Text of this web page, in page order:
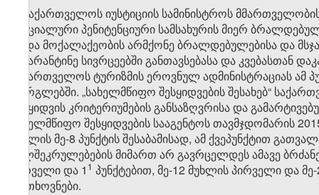
ე) საქართველოს იუსტიციის სამინისტროს
სპეციალური პენიტენციური სამსახურის მიერ
ან/და მოქალაქეობის არმქონე ბრალდებულებისა და
საკარანტინე სივრცეებში განთავსებასა და კვებასთან
საქართველოს ტურიზმის ეროვნულ ადმინისტრაციას ამ
ფარგლებში. „სახელმწიფო შესყიდვების შესახებ“
შესყიდვის კრიტერიუმების განსაზღვრისა და
სახელმწიფო შესყიდვების სააგენტოს თავმჯდომარის
მუხლის მე-8 პუნქტის შესაბამისად, ამ ქვეპუნქტით
ხელშეკრულებების მიმართ არ გავრცელდეს ამავე
პირველი და 1 ​​​1 პუნქტებით, მე-12 მუხლის პირველი და
მოთხოვნები.